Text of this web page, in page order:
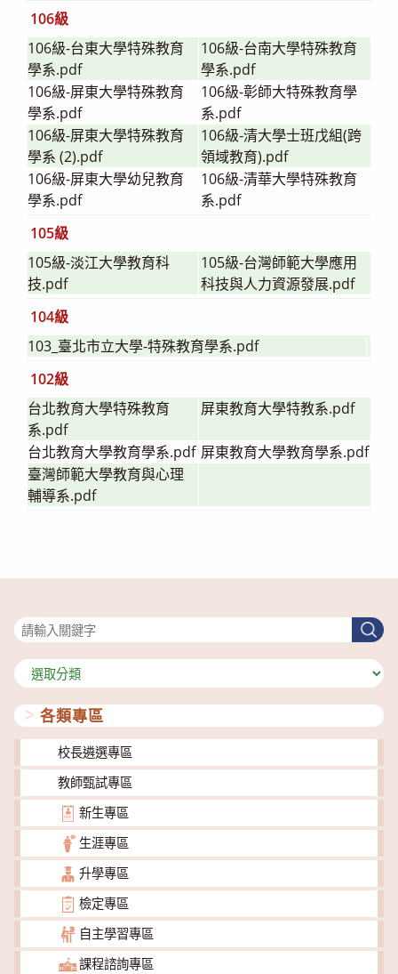
106級
106級-台東大學特殊教育
學系.pdf
106級-台南大學特殊教育
學系.pdf
106級-屏東大學特殊教育
學系.pdf
106級-彰師大特殊教育學
系.pdf
106級-屏東大學特殊教育
學系 (2).pdf
106級-清大學士班戊組(跨
領域教育).pdf
106級-屏東大學幼兒教育
學系.pdf
106級-清華大學特殊教育
系.pdf
105級
105級-淡江大學教育科
技.pdf
105級-台灣師範大學應用
科技與人力資源發展.pdf
104級
103_臺北市立大學-特殊教育學系.pdf
102級
台北教育大學特殊教育
系.pdf
屏東教育大學特教系.pdf
台北教育大學教育學系.pdf 屏東教育大學教育學系.pdf
臺灣師範大學教育與心理
輔導系.pdf
搜
尋
分
類
各類專區
校長遴選專區
教師甄試專區
新生專區
生涯專區
升學專區
檢定專區
自主學習專區
課程諮詢專區